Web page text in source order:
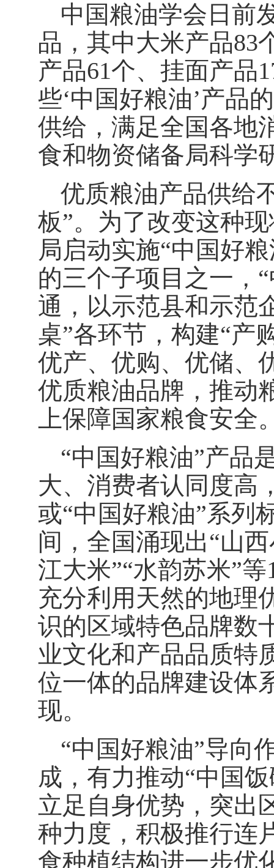
中国粮油学会日前
品，其中大米产品83
产品61个、挂面产品
些‘中国好粮油’产品
供给，满足全国各地
食和物资储备局科学
优质粮油产品供给
板”。为了改变这种
局启动实施“中国好
的三个子项目之一，
通，以示范县和示范
桌”各环节，构建“产
优产、优购、优储、
优质粮油品牌，推动
上保障国家粮食安全
“中国好粮油”产品
大、消费者认同度高
或“中国好粮油”系列
间，全国涌现出“山
江大米”“水韵苏米”
充分利用天然的地理
识的区域特色品牌数
业文化和产品品质特
位一体的品牌建设体
现。
“中国好粮油”导向
成，有力推动“中国
立足自身优势，突出
种力度，积极推行连
食种植结构进一步优